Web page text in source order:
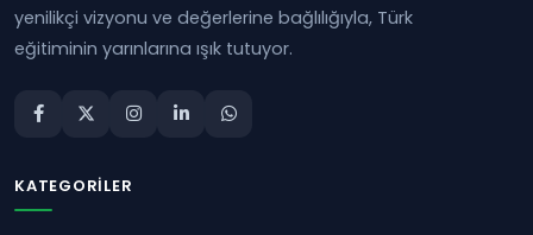
yenilikçi vizyonu ve değerlerine bağlılığıyla, Türk
eğitiminin yarınlarına ışık tutuyor.
KATEGORILER